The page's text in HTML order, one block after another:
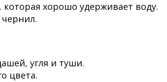
хорошо удерживает воду.
угля и туши.
цвета.